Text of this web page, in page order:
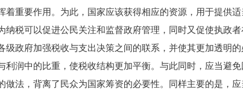
着重要作用。为此，国家应该获得相应的资源，用于提供
税可以促进公民关注和监督政府管理，同时又促使执政
级政府加强税收与支出决策之间的联系，并使其更加透明
润中的比重，使税收结构更加平衡。与此同时，应当避
法，背离了民众为国家筹资的必要性。同样主要的是，